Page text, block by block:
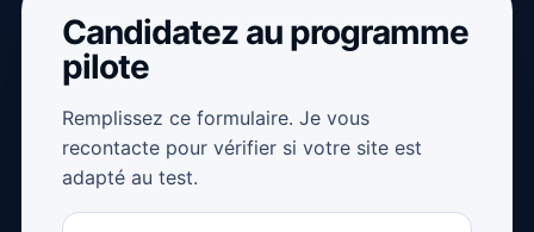
Candidatez au programme
pilote
Remplissez ce formulaire. Je vous
recontacte pour vérifier si votre site est
adapté au test.